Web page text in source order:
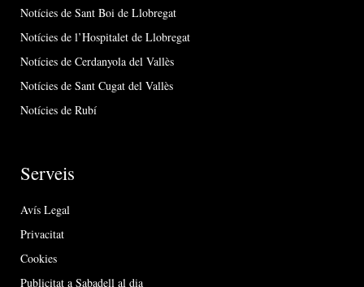
Notícies de Sant Boi de Llobregat
Notícies de l’Hospitalet de Llobregat
Notícies de Cerdanyola del Vallès
Notícies de Sant Cugat del Vallès
Notícies de Rubí
Serveis
Avís Legal
Privacitat
Cookies
Publicitat a Sabadell al dia